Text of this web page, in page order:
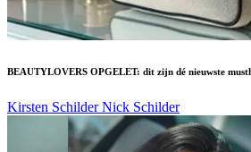
BEAUTYLOVERS OPGELET: dit zijn dé nieuwste
Kirsten SchilderNick Schilder